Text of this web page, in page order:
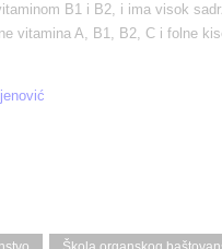
B1 i B2, i ima visok
vitamina A, B1, B2, C i folne